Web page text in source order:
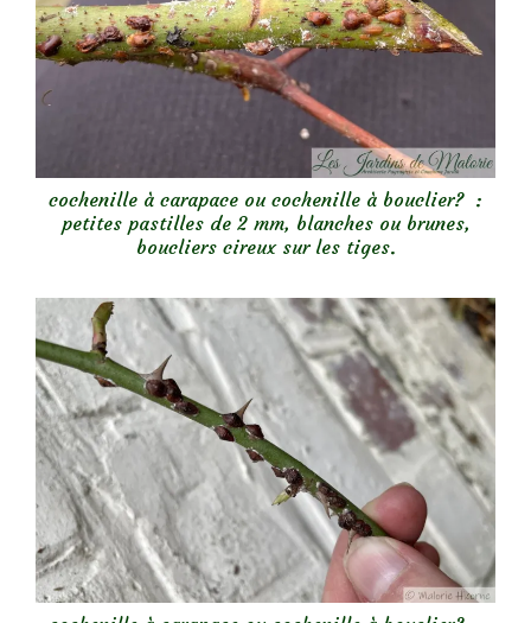
cochenille à carapace ou cochenille à bouclier? :
petites pastilles de 2 mm, blanches ou brunes,
boucliers cireux sur les tiges.